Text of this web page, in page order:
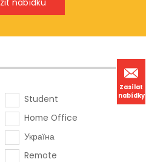
Zasílat
nabídky
Student
Home Office
Україна
Remote